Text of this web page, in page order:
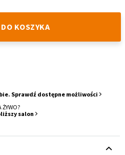
KOSZYKA
Sprawdź dostępne możliwości
ŻYWO?
salon